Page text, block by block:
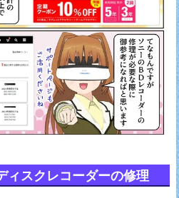
ィスクレコーダーの修理